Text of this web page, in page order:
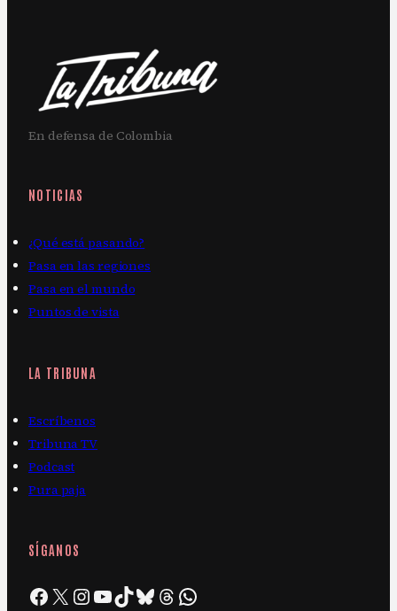
En defensa de Colombia
NOTICIAS
¿Qué está pasando?
Pasa en las regiones
Pasa en el mundo
Puntos de vista
LA TRIBUNA
Escríbenos
Tribuna TV
Podcast
Pura paja
SÍGANOS
Facebook X InstagramYouTube TikTok Bluesky Threads WhatsApp